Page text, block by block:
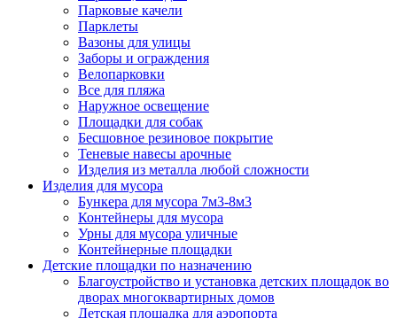
Парковые качели
Парклеты
Вазоны для улицы
Заборы и ограждения
Велопарковки
Все для пляжа
Наружное освещение
Площадки для собак
Бесшовное резиновое покрытие
Теневые навесы арочные
Изделия из металла любой сложности
Изделия для мусора
Бункера для мусора 7м3-8м3
Контейнеры для мусора
Урны для мусора уличные
Контейнерные площадки
Детские площадки по назначению
Благоустройство и установка детских площадок во
дворах многоквартирных домов
Детская площадка для аэропорта